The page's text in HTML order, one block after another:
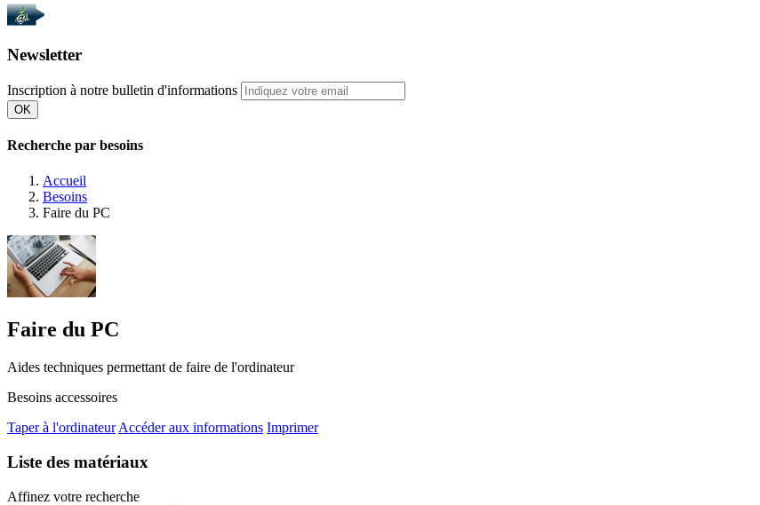
Newsletter
Inscription à notre bulletin d'informations
OK
Recherche par besoins
Accueil
Besoins
Faire du PC
Faire du PC
Aides techniques permettant de faire de l'ordinateur
Besoins accessoires
Taper à l'ordinateur Accéder aux informations Imprimer
Liste des matériaux
Affinez votre recherche